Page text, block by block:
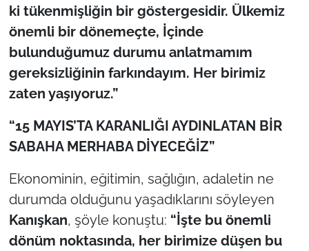
ki tükenmişliğin bir göstergesidir. Ülkemiz
önemli bir dönemeçte, İçinde
bulunduğumuz durumu anlatmamım
gereksizliğinin farkındayım. Her birimiz
zaten yaşıyoruz.”
“15 MAYIS’TA KARANLIĞI AYDINLATAN BİR
SABAHA MERHABA DİYECEĞİZ”
Ekonominin, eğitimin, sağlığın, adaletin ne
durumda olduğunu yaşadıklarını söyleyen
Kanışkan, şöyle konuştu: “İşte bu önemli
dönüm noktasında, her birimize düşen bu